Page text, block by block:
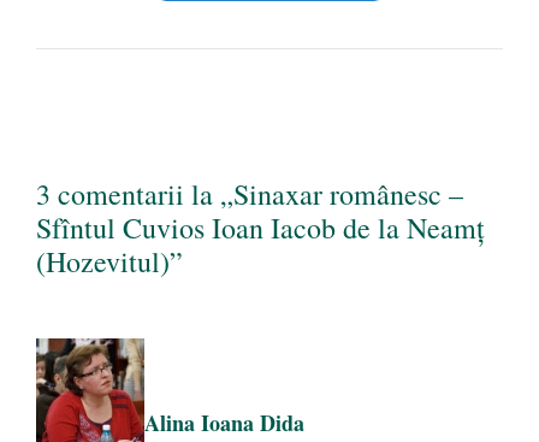
3 comentarii la „Sinaxar românesc –
Sfîntul Cuvios Ioan Iacob de la Neamţ
(Hozevitul)”
Alina Ioana Dida